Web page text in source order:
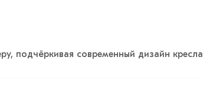
подчёркивая современный дизайн